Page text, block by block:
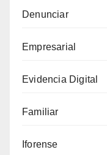
Denunciar
Empresarial
Evidencia Digital
Familiar
Iforense